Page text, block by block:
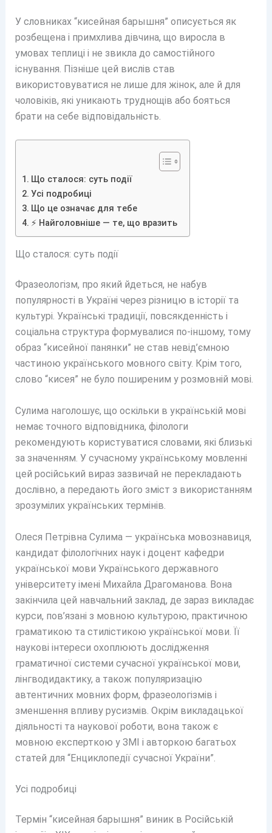
У словниках “кисейная барышня” описується як
розбещена і примхлива дівчина, що виросла в
умовах теплиці і не звикла до самостійного
існування. Пізніше цей вислів став
використовуватися не лише для жінок, але й для
чоловіків, які уникають труднощів або бояться
брати на себе відповідальність.
Що сталося: суть події
Усі подробиці
Що це означає для тебе
⚡ Найголовніше — те, що вразить
Що сталося: суть події
Фразеологізм, про який йдеться, не набув
популярності в Україні через різницю в історії та
культурі. Українські традиції, повсякденність і
соціальна структура формувалися по-іншому, тому
образ “кисейної панянки” не став невід’ємною
частиною українського мовного світу. Крім того,
слово “кисея” не було поширеним у розмовній мові.
Сулима наголошує, що оскільки в українській мові
немає точного відповідника, філологи
рекомендують користуватися словами, які близькі
за значенням. У сучасному українському мовленні
цей російський вираз зазвичай не перекладають
дослівно, а передають його зміст з використанням
зрозумілих українських термінів.
Олеся Петрівна Сулима — українська мовознавиця,
кандидат філологічних наук і доцент кафедри
української мови Українського державного
університету імені Михайла Драгоманова. Вона
закінчила цей навчальний заклад, де зараз викладає
курси, пов’язані з мовною культурою, практичною
граматикою та стилістикою української мови. Її
наукові інтереси охоплюють дослідження
граматичної системи сучасної української мови,
лінгводидактику, а також популяризацію
автентичних мовних форм, фразеологізмів і
зменшення впливу русизмів. Окрім викладацької
діяльності та наукової роботи, вона також є
мовною експерткою у ЗМІ і авторкою багатьох
статей для “Енциклопедії сучасної України”.
Усі подробиці
Термін “кисейная барышня” виник в Російській